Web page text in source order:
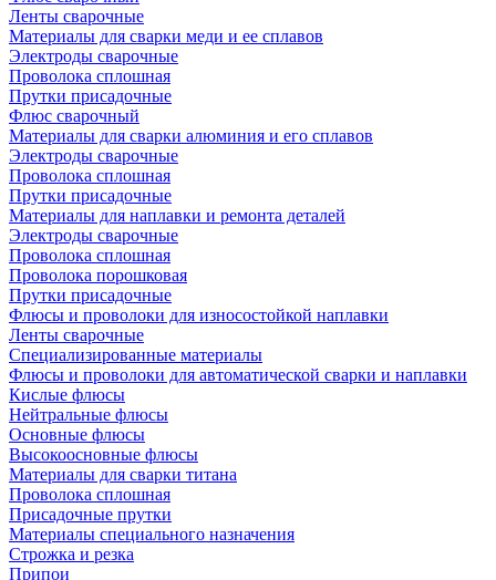
Ленты сварочные
Материалы для сварки меди и ее сплавов
Электроды сварочные
Проволока сплошная
Прутки присадочные
Флюс сварочный
Материалы для сварки алюминия и его сплавов
Электроды сварочные
Проволока сплошная
Прутки присадочные
Материалы для наплавки и ремонта деталей
Электроды сварочные
Проволока сплошная
Проволока порошковая
Прутки присадочные
Флюсы и проволоки для износостойкой наплавки
Ленты сварочные
Специализированные материалы
Флюсы и проволоки для автоматической сварки и наплавки
Кислые флюсы
Нейтральные флюсы
Основные флюсы
Высокоосновные флюсы
Материалы для сварки титана
Проволока сплошная
Присадочные прутки
Материалы специального назначения
Строжка и резка
Припои